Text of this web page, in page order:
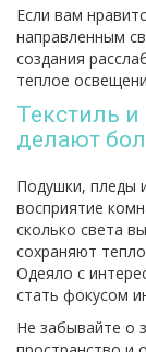
Если вам
направленным
создания
теплое
Текстиль
делают
Подушки, пледы
восприятие
сколько света
сохраняют
Одеяло с
стать фокусом
Не забывайте о